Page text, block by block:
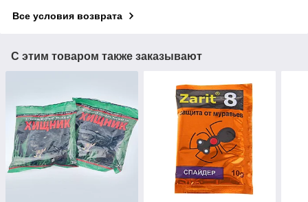
Все условия возврата
С этим товаром также заказывают